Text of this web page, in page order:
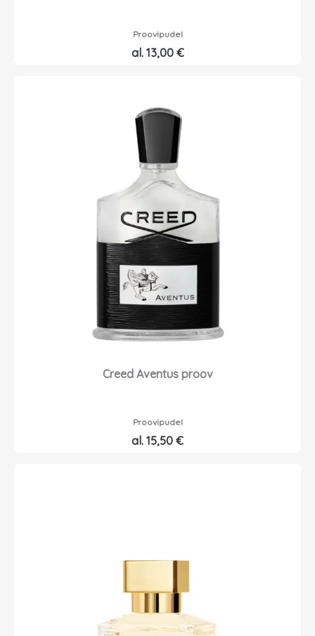
Proovipudel
al. 13,00 €
Creed Aventus proov
Proovipudel
al. 15,50 €